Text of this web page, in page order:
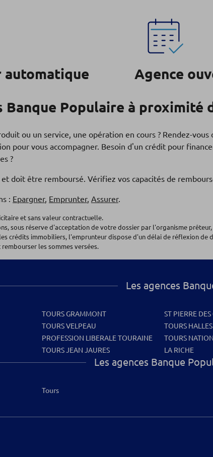
Agence
Banque Populaire à proximité
ou un service, une opération en cours ? Rendez-vous
pour vous accompagner. Besoin d'un crédit pour
?
doit être remboursé. Vérifiez vos capacités de
: Epargner, Emprunter, Assurer.
et sans valeur contractuelle.
sous réserve d'acceptation de votre dossier par l'organisme
crédits immobiliers, l'emprunteur dispose d'un délai de réflexion
les sommes versées.
Les agences
TOURS GRAMMONT
TOURS VELPEAU
PROFESSION LIBERALE TOURAINE
TOURS JEAN JAURES
ST PIERRE DES
TOURS HALLES
TOURS
LA RICHE
Les agences Banque
Tours